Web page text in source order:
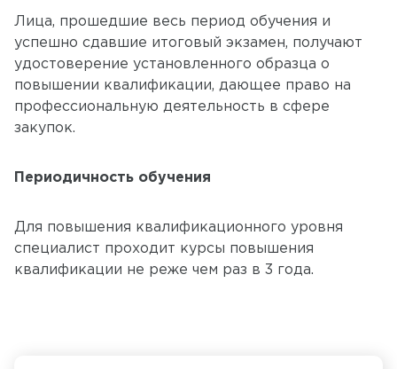
Лица, прошедшие весь период обучения и
успешно сдавшие итоговый экзамен, получают
удостоверение установленного образца о
повышении квалификации, дающее право на
профессиональную деятельность в сфере
закупок.
Периодичность обучения
Для повышения квалификационного уровня
специалист проходит курсы повышения
квалификации не реже чем раз в 3 года.